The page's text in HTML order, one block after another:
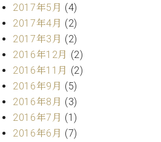
せ
尾山調律師のブ
ログ Die
Musikgasse（音
楽の小道）
2017年5月 (4)
2017年4月 (2)
2017年3月 (2)
2016年12月 (2)
2016年11月 (2)
2016年9月 (5)
2016年8月 (3)
2016年7月 (1)
2016年6月 (7)